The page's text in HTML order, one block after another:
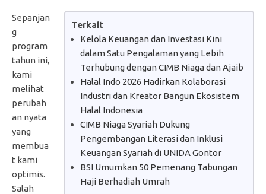
Terkait
Kelola Keuangan dan Investasi Kini
dalam Satu Pengalaman yang Lebih
Terhubung dengan CIMB Niaga dan Ajaib
Halal Indo 2026 Hadirkan Kolaborasi
Industri dan Kreator Bangun Ekosistem
Halal Indonesia
CIMB Niaga Syariah Dukung
Pengembangan Literasi dan Inklusi
Keuangan Syariah di UNIDA Gontor
BSI Umumkan 50 Pemenang Tabungan
Haji Berhadiah Umrah
Sepanjan
g
program
tahun ini,
kami
melihat
perubah
an nyata
yang
membua
t kami
optimis.
Salah